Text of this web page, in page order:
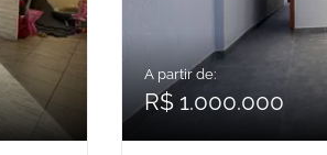
A partir de:
R$ 1.000.000